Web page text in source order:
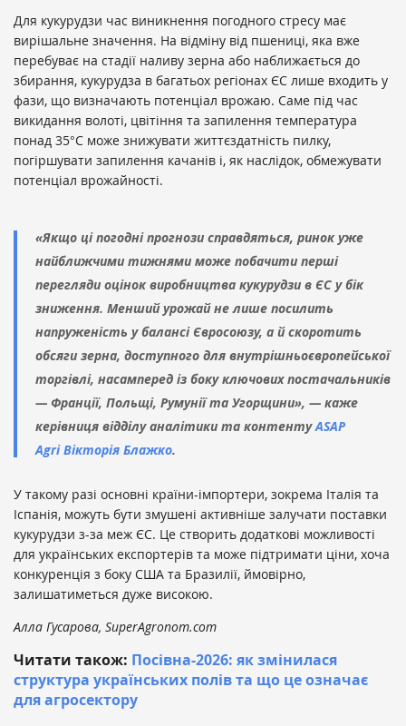
Для кукурудзи час виникнення погодного стресу має
вирішальне значення. На відміну від пшениці, яка вже
перебуває на стадії наливу зерна або наближається до
збирання, кукурудза в багатьох регіонах ЄС лише входить у
фази, що визначають потенціал врожаю. Саме під час
викидання волоті, цвітіння та запилення температура
понад 35°C може знижувати життєздатність пилку,
погіршувати запилення качанів і, як наслідок, обмежувати
потенціал врожайності.
«Якщо ці погодні прогнози справдяться, ринок уже
найближчими тижнями може побачити перші
перегляди оцінок виробництва кукурудзи в ЄС у бік
зниження. Менший урожай не лише посилить
напруженість у балансі Євросоюзу, а й скоротить
обсяги зерна, доступного для внутрішньоєвропейської
торгівлі, насамперед із боку ключових постачальників
— Франції, Польщі, Румунії та Угорщини», — каже
керівниця відділу аналітики та контентуASAP
Agri Вікторія Блажко.
У такому разі основні країни-імпортери, зокрема Італія та
Іспанія, можуть бути змушені активніше залучати поставки
кукурудзи з-за меж ЄС. Це створить додаткові можливості
для українських експортерів та може підтримати ціни, хоча
конкуренція з боку США та Бразилії, ймовірно,
залишатиметься дуже високою.
Алла Гусарова, SuperAgronom.com
Читати також: Посівна-2026: як змінилася
структура українських полів та що це означає
для агросектору